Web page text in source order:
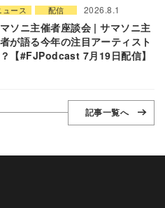
ュース 配信 2026.8.1
ソニ主催者座談会 | サマソニ主
が語る今年の注目アーティスト
【#FJPodcast 7月19日配信】
記事一覧へ